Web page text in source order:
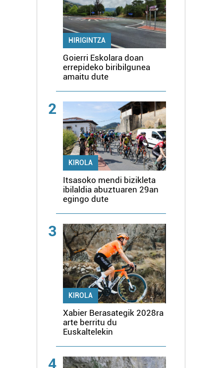
HIRIGINTZA
Goierri Eskolara doan
errepideko biribilgunea
amaitu dute
2
KIROLA
Itsasoko mendi bizikleta
ibilaldia abuztuaren 29an
egingo dute
3
KIROLA
Xabier Berasategik 2028ra
arte berritu du
Euskaltelekin
4